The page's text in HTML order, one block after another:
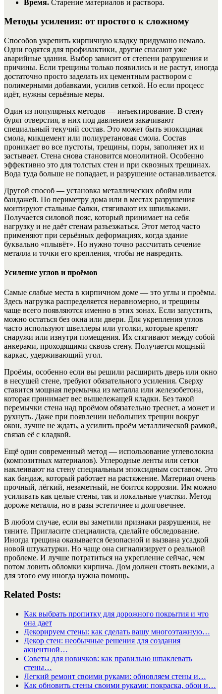
Время. Старение материалов и раствора.
Методы усиления: от простого к сложному
Способов укрепить кирпичную кладку придумано немало.
Одни годятся для профилактики, другие спасают уже
аварийные здания. Выбор зависит от степени разрушения и
причины. Если трещины только появились и не растут, иногда
достаточно просто заделать их цементным раствором с
полимерными добавками, усилив сеткой. Но если процесс
идёт, нужны серьёзные меры.
Один из популярных методов — инъектирование. В стену
бурят отверстия, в них под давлением закачивают
специальный текучий состав. Это может быть эпоксидная
смола, микцемент или полиуретановая смола. Состав
проникает во все пустоты, трещины, поры, заполняет их и
застывает. Стена снова становится монолитной. Особенно
эффективно это для толстых стен и при сквозных трещинах.
Вода туда больше не попадает, и разрушение останавливается.
Другой способ — установка металлических обойм или
бандажей. По периметру дома или в местах разрушения
монтируют стальные балки, стягивают их шпильками.
Получается силовой пояс, который принимает на себя
нагрузку и не даёт стенам разъезжаться. Этот метод часто
применяют при серьёзных деформациях, когда здание
буквально «плывёт». Но нужно точно рассчитать сечение
металла и точки его крепления, чтобы не навредить.
Усиление углов и проёмов
Самые слабые места в кирпичном доме — это углы и проёмы.
Здесь нагрузка распределяется неравномерно, и трещины
чаще всего появляются именно в этих зонах. Если запустить,
можно остаться без окна или двери. Для укрепления углов
часто используют швеллеры или уголки, которые крепят
снаружи или изнутри помещения. Их стягивают между собой
анкерами, проходящими сквозь стену. Получается мощный
каркас, удерживающий угол.
Проёмы, особенно если вы решили расширить дверь или окно
в несущей стене, требуют обязательного усиления. Сверху
ставится мощная перемычка из металла или железобетона,
которая принимает вес вышележащей кладки. Без такой
перемычки стена над проёмом обязательно треснет, а может и
рухнуть. Даже при появлении небольших трещин вокруг
окон, лучше не ждать, а усилить проём металлической рамкой,
связав её с кладкой.
Ещё один современный метод — использование углеволокна
(композитных материалов). Углеродные ленты или сетки
наклеивают на стену специальным эпоксидным составом. Это
как бандаж, который работает на растяжение. Материал очень
прочный, лёгкий, незаметный, не боится коррозии. Им можно
усиливать как целые стены, так и локальные участки. Метод
дороже металла, но в разы эстетичнее и долговечнее.
В любом случае, если вы заметили признаки разрушения, не
тяните. Пригласите специалиста, сделайте обследование.
Иногда трещина оказывается безопасной и вызвана усадкой
новой штукатурки. Но чаще она сигнализирует о реальной
проблеме. И лучше потратиться на укрепление сейчас, чем
потом ловить обломки кирпича. Дом должен стоять веками, а
для этого ему иногда нужна помощь.
Related Posts:
Как выбрать пропитку для дорожного покрытия и что
она дает
Декорируем стены: как сделать вашу многоэтажную…
Декор стен: необычные решения для создания
акцентной…
Советы для новичков: как правильно шпаклевать
стены…
Легкий ремонт своими руками: обновляем стены и…
Как обновить стены своими руками: покраска, обои и…